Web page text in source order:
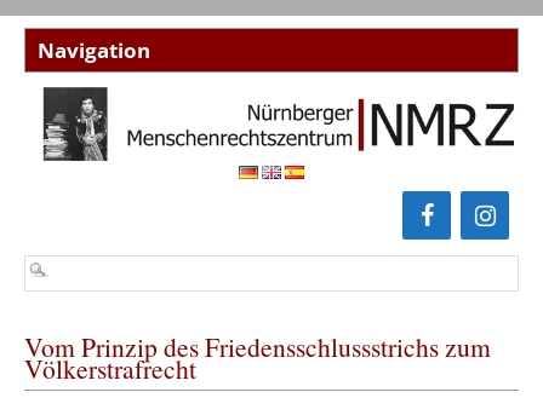
Vom Prinzip des Friedensschlussstrichs zum
Völkerstrafrecht